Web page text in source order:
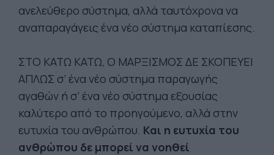
ανελεύθερο σύστημα, αλλά ταυτόχρονα να
αναπαραγάγεις ένα νέο σύστημα καταπίεσης.
ΣΤΟ ΚΑΤΩ ΚΑΤΩ, Ο ΜΑΡΞΙΣΜΟΣ ΔΕ ΣΚΟΠΕΥΕΙ
ΑΠΛΩΣ σ’ ένα νέο σύστημα παραγωγής
αγαθών ή σ’ ένα νέο σύστημα εξουσίας
καλύτερο από το προηγούμενο, αλλά στην
ευτυχία του ανθρώπου. Και η ευτυχία του
ανθρώπου δε μπορεί να νοηθεί